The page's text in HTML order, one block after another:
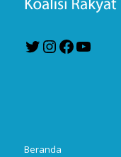
TwitterInstagram
Facebook
Beranda